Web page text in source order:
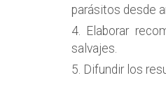
parásitos desde
4. Elaborar
salvajes.
5. Difundir los